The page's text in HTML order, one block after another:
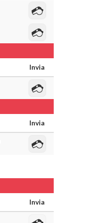
Invia
Invia
Invia